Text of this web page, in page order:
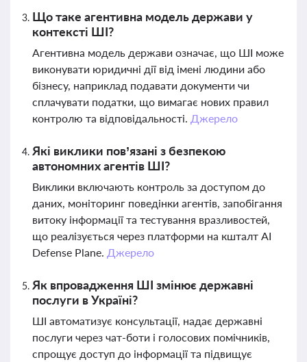
Що таке агентивна модель держави у
контексті ШІ?
Агентивна модель держави означає, що ШІ може
виконувати юридичні дії від імені людини або
бізнесу, наприклад подавати документи чи
сплачувати податки, що вимагає нових правил
контролю та відповідальності. Джерело
Які виклики пов’язані з безпекою
автономних агентів ШІ?
Виклики включають контроль за доступом до
даних, моніторинг поведінки агентів, запобігання
витоку інформації та тестування вразливостей,
що реалізується через платформи на кшталт AI
Defense Plane. Джерело
Як впровадження ШІ змінює державні
послуги в Україні?
ШІ автоматизує консультації, надає державні
послуги через чат-боти і голосових помічників,
спрощує доступ до інформації та підвищує